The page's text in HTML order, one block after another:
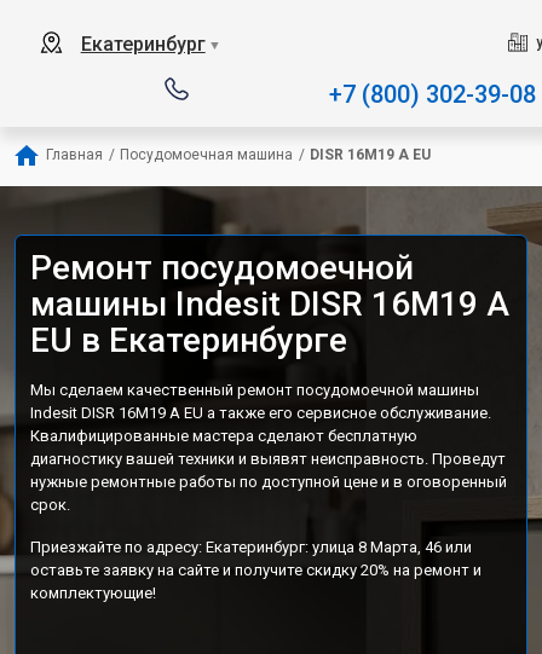
Екатеринбург ▼
+7 (800) 302-39-08
Главная / Посудомоечная машина / DISR 16M19 A EU
Ремонт посудомоечной
машины Indesit DISR 16M19 A
EU в Екатеринбурге
Мы сделаем качественный ремонт посудомоечной машины
Indesit DISR 16M19 A EU а также его сервисное обслуживание.
Квалифицированные мастера сделают бесплатную
диагностику вашей техники и выявят неисправность. Проведут
нужные ремонтные работы по доступной цене и в оговоренный
срок.
Приезжайте по адресу: Екатеринбург: улица 8 Марта, 46 или
оставьте заявку на сайте и получите скидку 20% на ремонт и
комплектующие!